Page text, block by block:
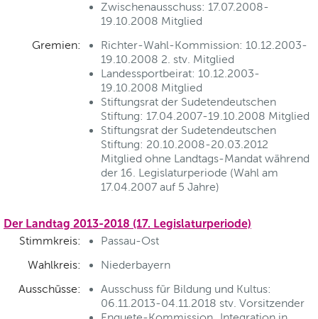
Zwischenausschuss: 17.07.2008-
19.10.2008 Mitglied
Gremien:
Richter-Wahl-Kommission: 10.12.2003-
19.10.2008 2. stv. Mitglied
Landessportbeirat: 10.12.2003-
19.10.2008 Mitglied
Stiftungsrat der Sudetendeutschen
Stiftung: 17.04.2007-19.10.2008 Mitglied
Stiftungsrat der Sudetendeutschen
Stiftung: 20.10.2008-20.03.2012
Mitglied ohne Landtags-Mandat während
der 16. Legislaturperiode (Wahl am
17.04.2007 auf 5 Jahre)
Der Landtag 2013-2018 (17. Legislaturperiode)
Stimmkreis:
Passau-Ost
Wahlkreis:
Niederbayern
Ausschüsse:
Ausschuss für Bildung und Kultus:
06.11.2013-04.11.2018 stv. Vorsitzender